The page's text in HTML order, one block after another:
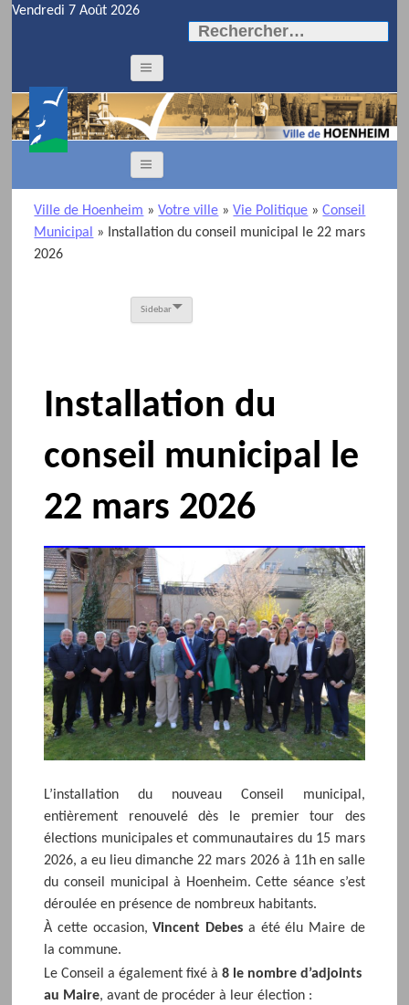
Vendredi 7 Août 2026
Rechercher :
Ville de Hoenheim »Votre ville »Vie Politique »Conseil
Municipal
»
Installation du conseil municipal le 22 mars
2026
Sidebar
Installation du
conseil municipal le
22 mars 2026
L’installation du nouveau Conseil municipal,
entièrement renouvelé dès le premier tour des
élections municipales et communautaires du 15 mars
2026, a eu lieu dimanche 22 mars 2026 à 11h en salle
du conseil municipal à Hoenheim. Cette séance s’est
déroulée en présence de nombreux habitants.
À cette occasion,Vincent Debes a été élu Maire de
la commune.
Le Conseil a également fixé à 8 le nombre d’adjoints
au Maire, avant de procéder à leur élection :